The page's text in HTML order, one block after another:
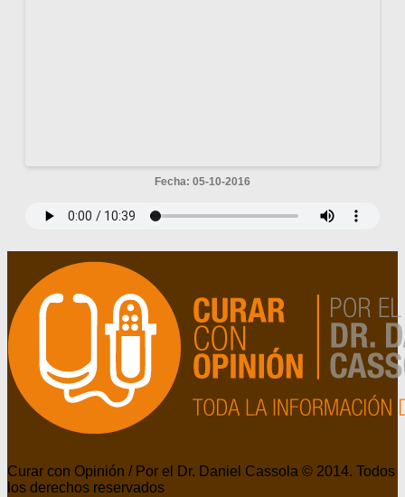
Fecha: 05-10-2016
Curar con Opinión / Por el Dr. Daniel Cassola © 2014. Todos
los derechos reservados